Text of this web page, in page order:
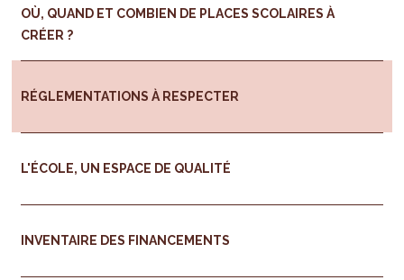
OÙ, QUAND ET COMBIEN DE PLACES SCOLAIRES À
CRÉER ?
RÉGLEMENTATIONS À RESPECTER
L'ÉCOLE, UN ESPACE DE QUALITÉ
INVENTAIRE DES FINANCEMENTS